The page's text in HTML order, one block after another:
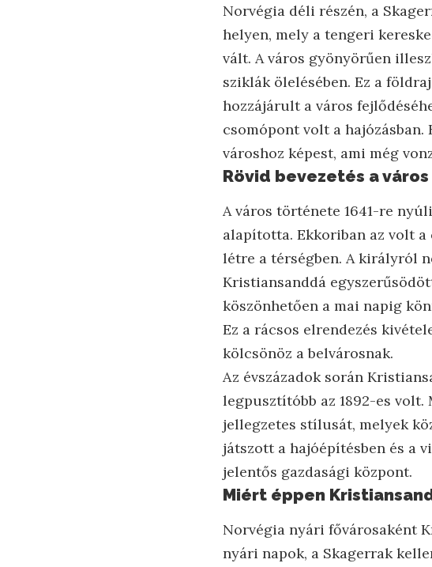
Norvégia déli részén, a
helyen, mely a tengeri
vált. A város gyönyörűen
sziklák ölelésében. Ez a
hozzájárult a város
csomópont volt a
városhoz képest, ami még
Rövid bevezetés a
A város története 1641-re
alapította. Ekkoriban az volt
létre a térségben. A királyról
Kristiansanddá
köszönhetően a mai napig
Ez a rácsos elrendezés
kölcsönöz a belvárosnak.
Az évszázadok során
legpusztítóbb az 1892-es
jellegzetes stílusát, melyek
játszott a hajóépítésben és a
jelentős gazdasági központ.
Miért éppen
Norvégia nyári fővárosaként
nyári napok, a Skagerrak